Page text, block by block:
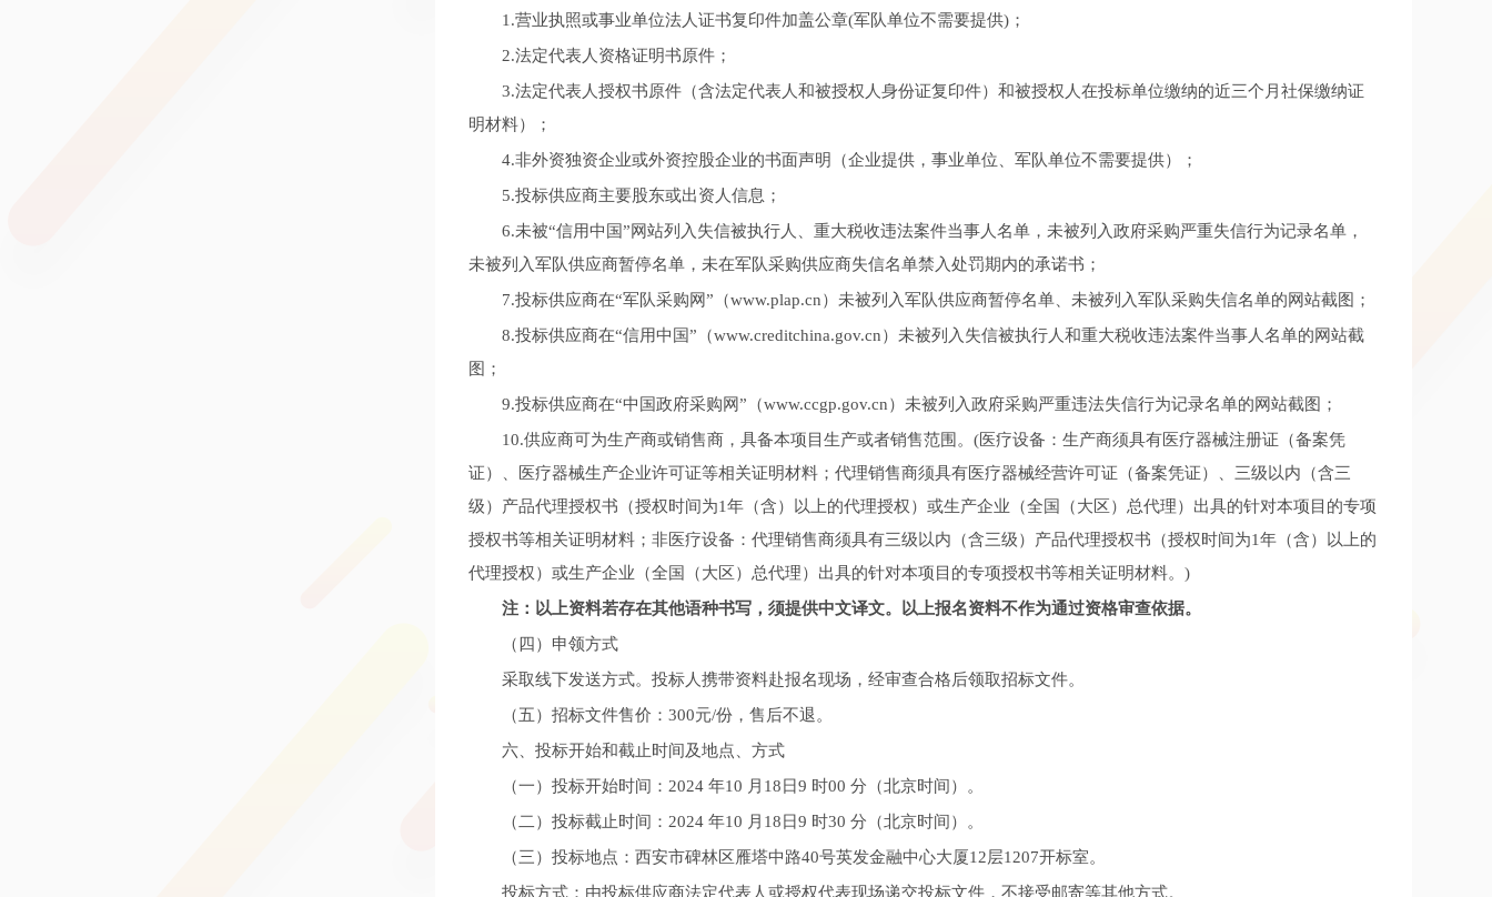
1.营业执照或事业单位法人证书复印件加盖公章(军队单位不需要提供)；
2.法定代表人资格证明书原件；
3.法定代表人授权书原件（含法定代表人和被授权人身份证复印件）和被授权人在投标单位缴纳的近三个月社保缴纳证
明材料）；
4.非外资独资企业或外资控股企业的书面声明（企业提供，事业单位、军队单位不需要提供）；
5.投标供应商主要股东或出资人信息；
6.未被“信用中国”网站列入失信被执行人、重大税收违法案件当事人名单，未被列入政府采购严重失信行为记录名单，
未被列入军队供应商暂停名单，未在军队采购供应商失信名单禁入处罚期内的承诺书；
7.投标供应商在“军队采购网”（www.plap.cn）未被列入军队供应商暂停名单、未被列入军队采购失信名单的网站截图；
8.投标供应商在“信用中国”（www.creditchina.gov.cn）未被列入失信被执行人和重大税收违法案件当事人名单的网站截
图；
9.投标供应商在“中国政府采购网”（www.ccgp.gov.cn）未被列入政府采购严重违法失信行为记录名单的网站截图；
10.供应商可为生产商或销售商，具备本项目生产或者销售范围。(医疗设备：生产商须具有医疗器械注册证（备案凭
证）、医疗器械生产企业许可证等相关证明材料；代理销售商须具有医疗器械经营许可证（备案凭证）、三级以内（含三
级）产品代理授权书（授权时间为1年（含）以上的代理授权）或生产企业（全国（大区）总代理）出具的针对本项目的专项
授权书等相关证明材料；非医疗设备：代理销售商须具有三级以内（含三级）产品代理授权书（授权时间为1年（含）以上的
代理授权）或生产企业（全国（大区）总代理）出具的针对本项目的专项授权书等相关证明材料。)
注：以上资料若存在其他语种书写，须提供中文译文。以上报名资料不作为通过资格审查依据。
（四）申领方式
采取线下发送方式。投标人携带资料赴报名现场，经审查合格后领取招标文件。
（五）招标文件售价：300元/份，售后不退。
六、投标开始和截止时间及地点、方式
（一）投标开始时间：2024 年10 月18日9 时00 分（北京时间）。
（二）投标截止时间：2024 年10 月18日9 时30 分（北京时间）。
（三）投标地点：西安市碑林区雁塔中路40号英发金融中心大厦12层1207开标室。
投标方式：由投标供应商法定代表人或授权代表现场递交投标文件，不接受邮寄等其他方式。